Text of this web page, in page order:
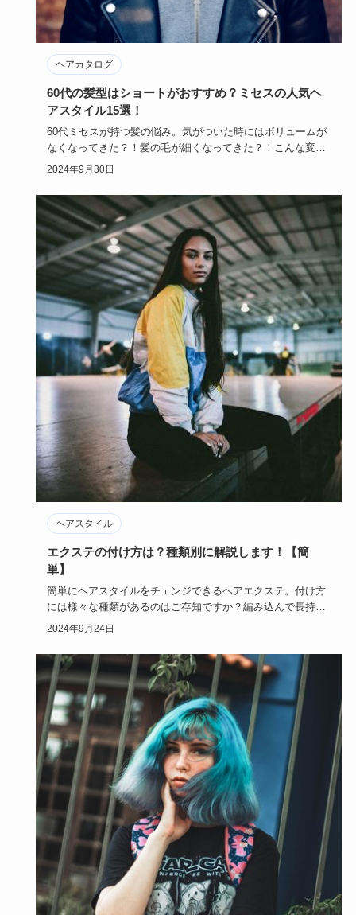
ヘアカタログ
60代の髪型はショートがおすすめ？ミセスの人気ヘ
アスタイル15選！
60代ミセスが持つ髪の悩み。気がついた時にはボリュームが
なくなってきた？！髪の毛が細くなってきた？！こんな変化
に合った髪型…
2024年9月30日
ヘアスタイル
エクステの付け方は？種類別に解説します！【簡
単】
簡単にヘアスタイルをチェンジできるヘアエクステ。付け方
には様々な種類があるのはご存知ですか？編み込んで長持ち
する付け方もあ…
2024年9月24日